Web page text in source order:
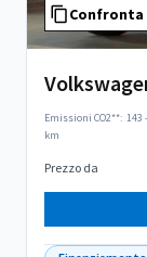
Confronta
Emissioni CO2**: 143
km
Prezzo da